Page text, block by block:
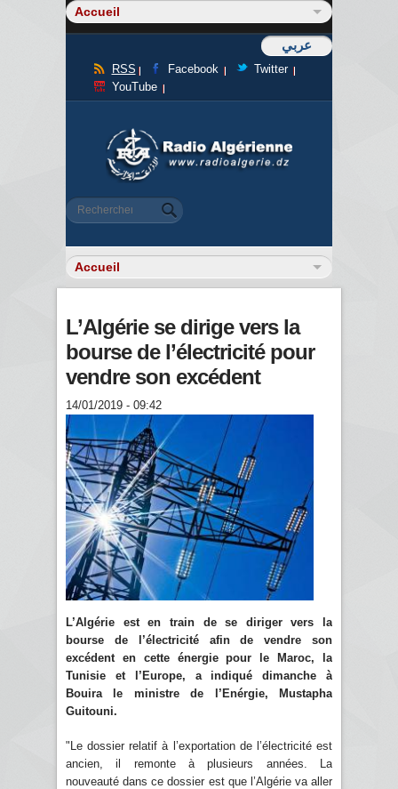
عربي
RSS Facebook
Twitter
YouTube
Formulaire de recherche
Rechercher
L’Algérie se dirige vers la
bourse de l’électricité pour
vendre son excédent
14/01/2019 - 09:42
L’Algérie est en train de se diriger vers la
bourse de l’électricité afin de vendre son
excédent en cette énergie pour le Maroc, la
Tunisie et l’Europe, a indiqué dimanche à
Bouira le ministre de l’Enérgie, Mustapha
Guitouni.
"Le dossier relatif à l’exportation de l’électricité est
ancien, il remonte à plusieurs années. La
nouveauté dans ce dossier est que l’Algérie va aller